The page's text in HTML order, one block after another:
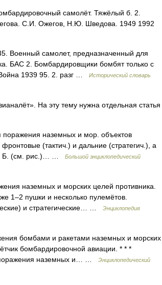
самолёт. Тяжёлый б. 2.
С.И. Ожегов, Н.Ю. Шведова. 1949 1992
Военный самолет, предназначенный для
БАС 2. Бомбардировщики бомбят только с
1939 95. 2. разг …
Исторический словарь
На эту тему нужна отдельная статья
наземных и мор. объектов
(тактич.) и дальние (стратегич.), а
Б. (см. рис.)… …
Большой энциклопедический
наземных и морских целей противника.
1–2 пушки и несколько пулемётов.
и стратегические… …
Энциклопедия
бомбами и ракетами наземных и морских
бомбардировочной авиации. * * *
поражения наземных и… …
Энциклопедический